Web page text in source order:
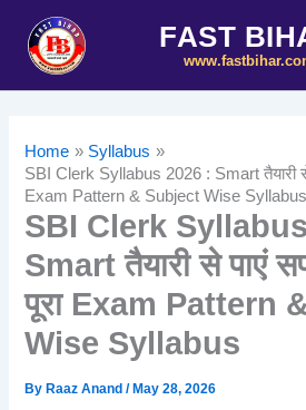
content
FAST
Home
Syllabus
SBI Clerk Syllabus 2026 : Smart तैयारी
Exam Pattern & Subject Wise Syllabus
SBI Clerk
Smart तैयारी से पाएं
पूरा Exam Pattern
Wise Syllabus
By Raaz Anand/ May 28, 2026